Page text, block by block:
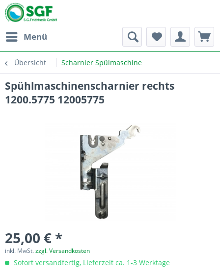
Menü
Übersicht Scharnier Spülmaschine
Spühlmaschinenscharnier rechts
1200.5775 12005775
25,00 € *
inkl. MwSt.zzgl. Versandkosten
Sofort versandfertig, Lieferzeit ca. 1-3 Werktage